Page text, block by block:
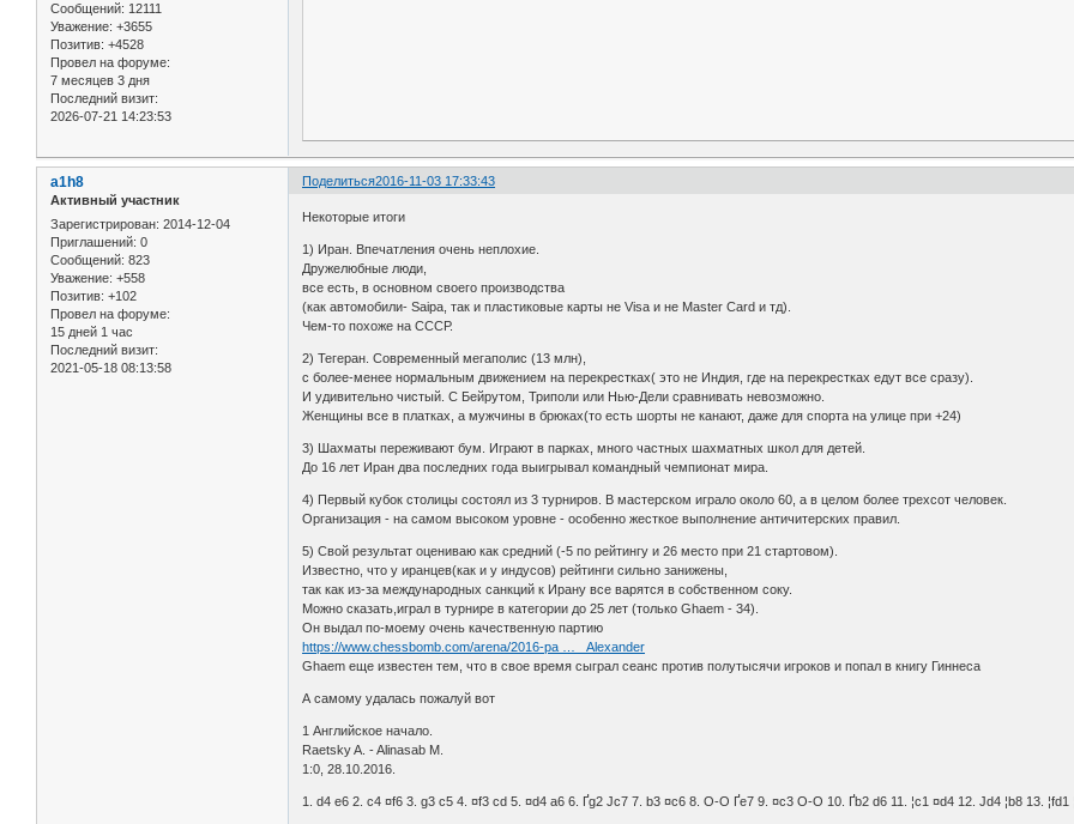
Сообщений: 12111
Уважение: +3655
Позитив: +4528
Провел на форуме:
7 месяцев 3 дня
Последний визит:
2026-07-21 14:23:53
Поделиться2016-11-03 17:33:43
a1h8
Активный участник
Зарегистрирован: 2014-12-04
Приглашений: 0
Сообщений: 823
Уважение: +558
Позитив: +102
Провел на форуме:
15 дней 1 час
Последний визит:
2021-05-18 08:13:58
Некоторые итоги
1) Иран. Впечатления очень неплохие.
Дружелюбные люди,
все есть, в основном своего производства
(как автомобили- Saipa, так и пластиковые карты не Visa и не Master Card и тд).
Чем-то похоже на СССР.
2) Тегеран. Современный мегаполис (13 млн),
с более-менее нормальным движением на перекрестках( это не Индия, где на перекрестках едут все сразу).
И удивительно чистый. С Бейрутом, Триполи или Нью-Дели сравнивать невозможно.
Женщины все в платках, а мужчины в брюках(то есть шорты не канают, даже для спорта на улице при +24)
3) Шахматы переживают бум. Играют в парках, много частных шахматных школ для детей.
До 16 лет Иран два последних года выигрывал командный чемпионат мира.
4) Первый кубок столицы состоял из 3 турниров. В мастерском играло около 60, а в целом более трехсот человек.
Организация - на самом высоком уровне - особенно жесткое выполнение античитерских правил.
5) Свой результат оцениваю как средний (-5 по рейтингу и 26 место при 21 стартовом).
Известно, что у иранцев(как и у индусов) рейтинги сильно занижены,
так как из-за международных санкций к Ирану все варятся в собственном соку.
Можно сказать,играл в турнире в категории до 25 лет (только Ghaem - 34).
Он выдал по-моему очень качественную партию
https://www.chessbomb.com/arena/2016-pa … _Alexander
Ghaem еще известен тем, что в свое время сыграл сеанс против полутысячи игроков и попал в книгу Гиннеса
А самому удалась пожалуй вот
1 Английское начало.
Raetsky A. - Alinasab M.
1:0, 28.10.2016.
1. d4 e6 2. c4 ¤f6 3. g3 c5 4. ¤f3 cd 5. ¤d4 a6 6. Ґg2 Јc7 7. b3 ¤c6 8. O-O Ґe7 9. ¤c3 O-O 10. Ґb2 d6 11. ¦c1 ¤d4 12. Јd4 ¦b8 13. ¦fd1